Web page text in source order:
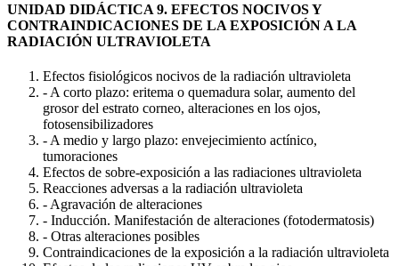
UNIDAD DIDÁCTICA 9. EFECTOS NOCIVOS Y
CONTRAINDICACIONES DE LA EXPOSICIÓN A LA
RADIACIÓN ULTRAVIOLETA
Efectos fisiológicos nocivos de la radiación ultravioleta
- A corto plazo: eritema o quemadura solar, aumento del
grosor del estrato corneo, alteraciones en los ojos,
fotosensibilizadores
- A medio y largo plazo: envejecimiento actínico,
tumoraciones
Efectos de sobre-exposición a las radiaciones ultravioleta
Reacciones adversas a la radiación ultravioleta
- Agravación de alteraciones
- Inducción. Manifestación de alteraciones (fotodermatosis)
- Otras alteraciones posibles
Contraindicaciones de la exposición a la radiación ultravioleta